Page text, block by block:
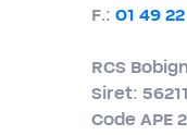
F.:01 49
RCS
Siret:
Code APE